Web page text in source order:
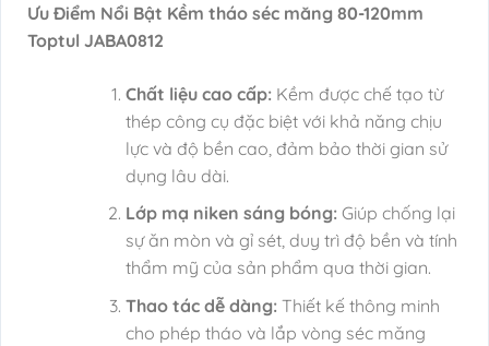
Ưu Điểm Nổi Bật Kềm tháo séc măng 80-120mm
Toptul JABA0812
Chất liệu cao cấp:Kềm được chế tạo từ
thép công cụ đặc biệt với khả năng chịu
lực và độ bền cao, đảm bảo thời gian sử
dụng lâu dài.
Lớp mạ niken sáng bóng:Giúp chống lại
sự ăn mòn và gỉ sét, duy trì độ bền và tính
thẩm mỹ của sản phẩm qua thời gian.
Thao tác dễ dàng:Thiết kế thông minh
cho phép tháo và lắp vòng séc măng